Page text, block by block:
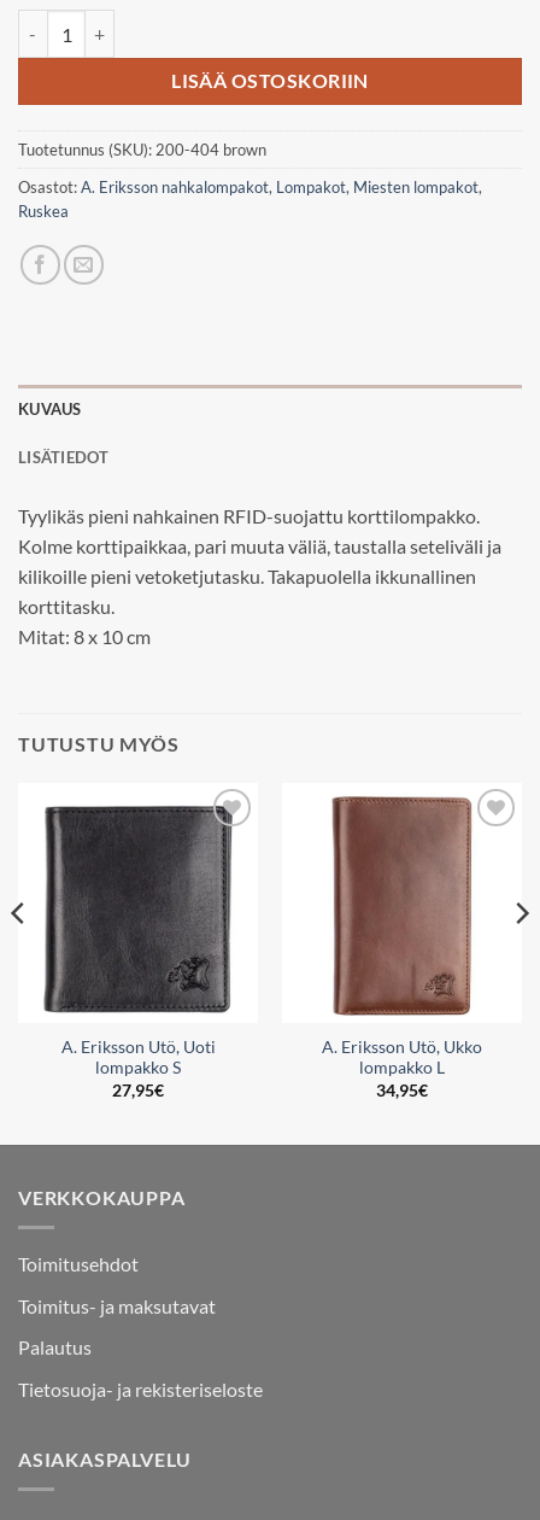
LISÄÄ OSTOSKORIIN
Tuotetunnus (SKU): 200-404 brown
Osastot:A. Eriksson nahkalompakot, Lompakot, Miesten lompakot,
Ruskea
KUVAUS
LISÄTIEDOT
Tyylikäs pieni nahkainen RFID-suojattu korttilompakko.
Kolme korttipaikkaa, pari muuta väliä, taustalla seteliväli ja
kilikoille pieni vetoketjutasku. Takapuolella ikkunallinen
korttitasku.
Mitat: 8 x 10 cm
TUTUSTU MYÖS
Add to
wishlist
A. Eriksson Utö, Uoti
lompakko S
27,95€
Add to
wishlist
A. Eriksson Utö, Ukko
lompakko L
34,95€
VERKKOKAUPPA
Toimitusehdot
Toimitus- ja maksutavat
Palautus
Tietosuoja- ja rekisteriseloste
ASIAKASPALVELU